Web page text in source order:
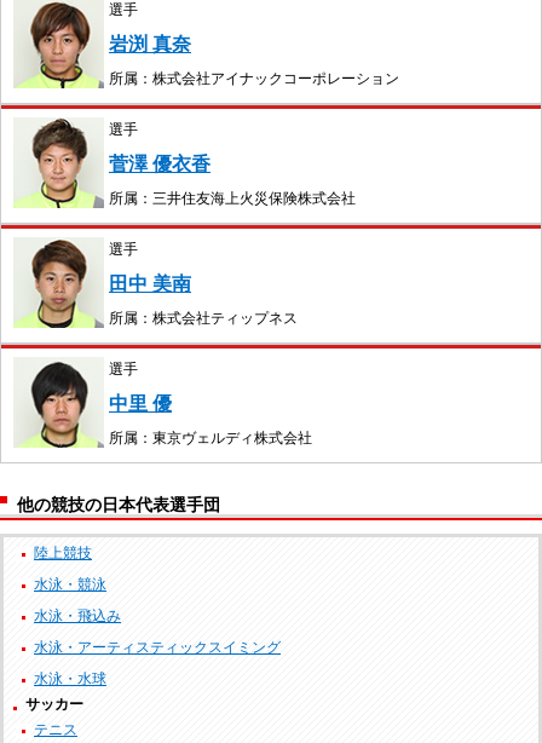
選手
岩渕 真奈
所属：株式会社アイナックコーポレーション
選手
菅澤 優衣香
所属：三井住友海上火災保険株式会社
選手
田中 美南
所属：株式会社ティップネス
選手
中里 優
所属：東京ヴェルディ株式会社
他の競技の日本代表選手団
陸上競技
水泳・競泳
水泳・飛込み
水泳・アーティスティックスイミング
水泳・水球
サッカー
テニス